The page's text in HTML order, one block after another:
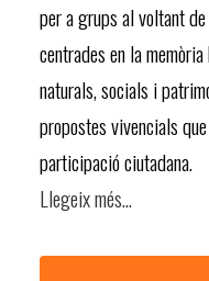
per a grups al voltant
centrades en la
naturals, socials i
propostes vivencials
participació ciutadana.
Llegeix més…